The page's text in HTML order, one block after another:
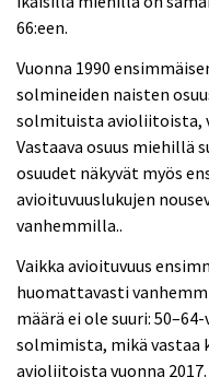
66:een.
Vuonna 1990
solmineiden naisten
solmituista avioliitoista,
Vastaava osuus miehillä
osuudet näkyvät myös
avioituvuuslukujen
vanhemmilla..
Vaikka avioituvuus
huomattavasti
määrä ei ole suuri:
solmimista, mikä
avioliitoista vuonna 2017.